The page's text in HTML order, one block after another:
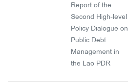
Report of the
Second High-level
Policy Dialogue on
Public Debt
Management in
the Lao PDR